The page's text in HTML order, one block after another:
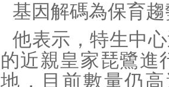
基因解碼為保育
他表示，特生中
的近親皇家琵鷺進
地，目前數量仍